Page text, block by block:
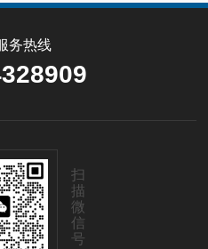
务热线
扫
描
微
信
号